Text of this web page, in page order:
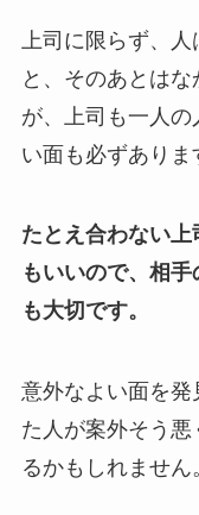
上司に限らず、
と、そのあとは
が、上司も一人の
い面も必ずありま
たとえ合わない
もいいので、相
も大切です。
意外なよい面を
た人が案外そう
るかもしれません